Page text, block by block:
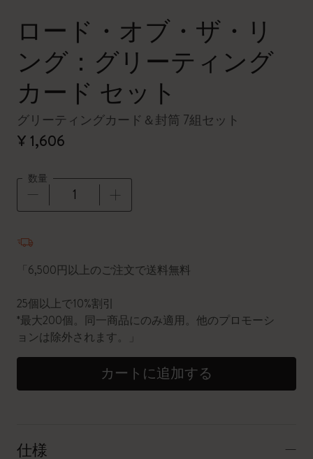
ロード・オブ・ザ・リ
ング：グリーティング
カード セット
グリーティングカード＆封筒 7組セット
¥ 1,606
数量
「6,500円以上のご注文で送料無料
25個以上で10%割引
*最大200個。同一商品にのみ適用。他のプロモーシ
ョンは除外されます。」
カートに追加する
仕様